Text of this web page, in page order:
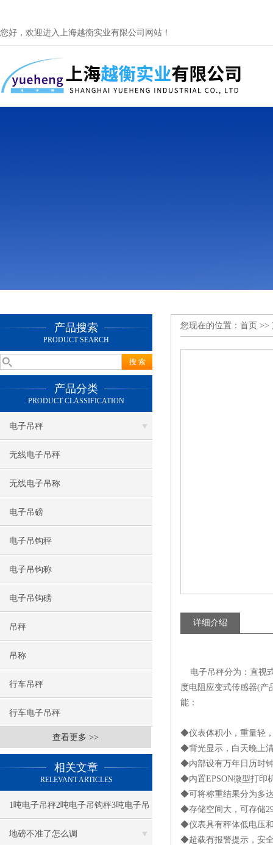
您好，欢迎进入上海越衡实业有限公司网站！
产品搜索
PRODUCT SEARCH
产品分类
PRODUCT CLASSIFICATION
电子吊秤
无线电子吊秤
无线电子吊称
电子吊磅
电子吊钩秤
电子吊钩称
电子吊钩磅
吊秤
吊称
行车吊秤
行车电子吊秤
查看更多 >>
相关文章
RELEVANT ARTICLES
1吨电子吊秤2吨电子吊钩秤3吨电子吊
磅5吨电子吊称10吨电子吊钩磅使用与
地磅不准了怎么调
您现在的位置： 首页 >>
详细介绍
电子吊秤分为：直视
度电阻应变式传感器(产
能：
◆仪表体积小，重量轻
◆背光显示，白天晚上
◆内部设有万年日历时
◆内置EPSON微型打印
◆可将称重结果分为多
◆存储空间大，可存储
◆仪表具有秤体低电压
◆超载有报警提示，安